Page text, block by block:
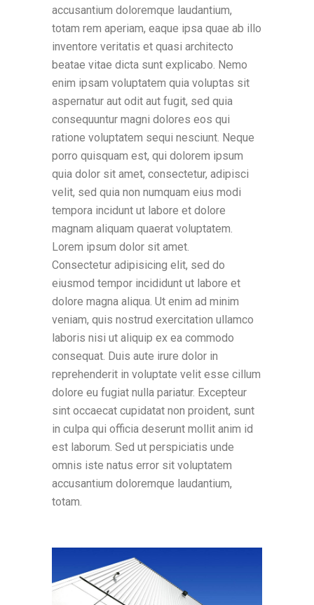
accusantium doloremque laudantium,
totam rem aperiam, eaque ipsa quae ab illo
inventore veritatis et quasi architecto
beatae vitae dicta sunt explicabo. Nemo
enim ipsam voluptatem quia voluptas sit
aspernatur aut odit aut fugit, sed quia
consequuntur magni dolores eos qui
ratione voluptatem sequi nesciunt. Neque
porro quisquam est, qui dolorem ipsum
quia dolor sit amet, consectetur, adipisci
velit, sed quia non numquam eius modi
tempora incidunt ut labore et dolore
magnam aliquam quaerat voluptatem.
Lorem ipsum dolor sit amet.
Consectetur adipisicing elit, sed do
eiusmod tempor incididunt ut labore et
dolore magna aliqua. Ut enim ad minim
veniam, quis nostrud exercitation ullamco
laboris nisi ut aliquip ex ea commodo
consequat. Duis aute irure dolor in
reprehenderit in voluptate velit esse cillum
dolore eu fugiat nulla pariatur. Excepteur
sint occaecat cupidatat non proident, sunt
in culpa qui officia deserunt mollit anim id
est laborum. Sed ut perspiciatis unde
omnis iste natus error sit voluptatem
accusantium doloremque laudantium,
totam.